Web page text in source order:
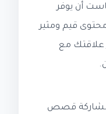
أن يوفر
قيم ومثير
علاقتك مع
مشاركة قصص